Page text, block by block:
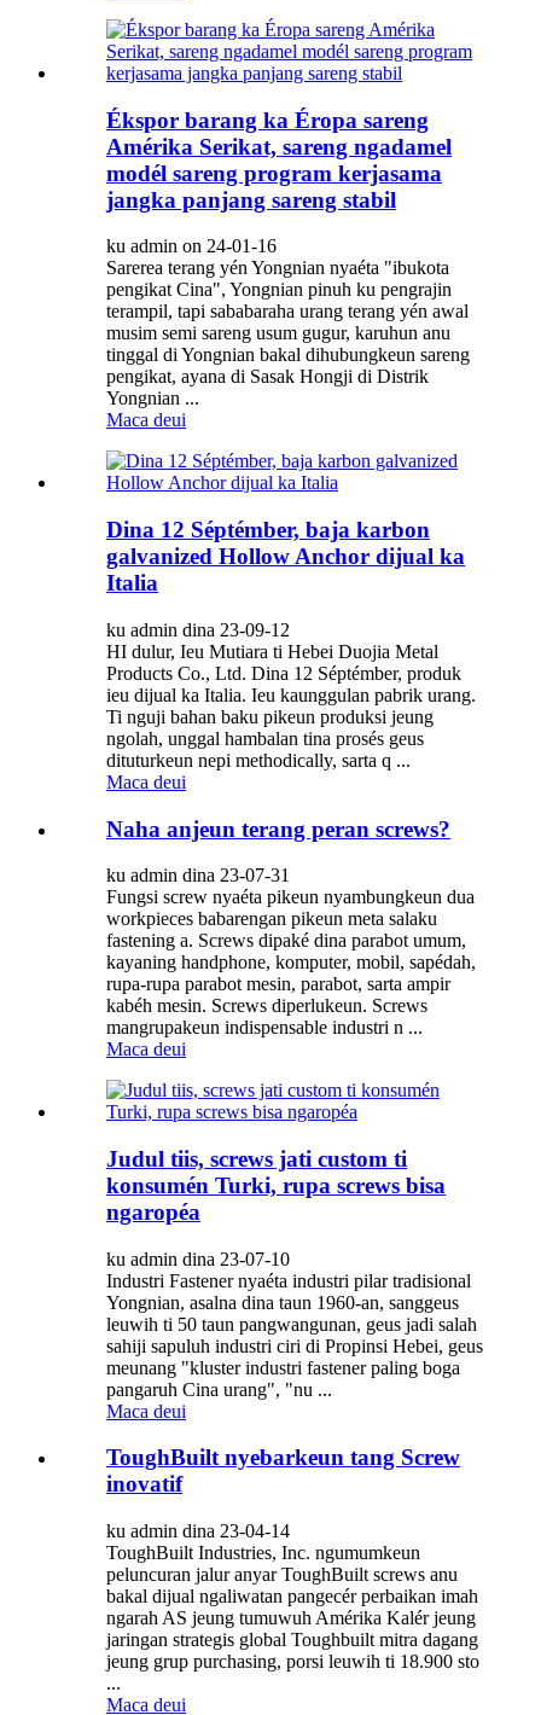
Ékspor barang ka Éropa sareng
Amérika Serikat, sareng ngadamel
modél sareng program kerjasama
jangka panjang sareng stabil
ku admin on 24-01-16
Sarerea terang yén Yongnian nyaéta "ibukota
pengikat Cina", Yongnian pinuh ku pengrajin
terampil, tapi sababaraha urang terang yén awal
musim semi sareng usum gugur, karuhun anu
tinggal di Yongnian bakal dihubungkeun sareng
pengikat, ayana di Sasak Hongji di Distrik
Yongnian ...
Maca deui
Dina 12 Séptémber, baja karbon
galvanized Hollow Anchor dijual ka
Italia
ku admin dina 23-09-12
HI dulur, Ieu Mutiara ti Hebei Duojia Metal
Products Co., Ltd. Dina 12 Séptémber, produk
ieu dijual ka Italia. Ieu kaunggulan pabrik urang.
Ti nguji bahan baku pikeun produksi jeung
ngolah, unggal hambalan tina prosés geus
dituturkeun nepi methodically, sarta q ...
Maca deui
Naha anjeun terang peran screws?
ku admin dina 23-07-31
Fungsi screw nyaéta pikeun nyambungkeun dua
workpieces babarengan pikeun meta salaku
fastening a. Screws dipaké dina parabot umum,
kayaning handphone, komputer, mobil, sapédah,
rupa-rupa parabot mesin, parabot, sarta ampir
kabéh mesin. Screws diperlukeun. Screws
mangrupakeun indispensable industri n ...
Maca deui
Judul tiis, screws jati custom ti
konsumén Turki, rupa screws bisa
ngaropéa
ku admin dina 23-07-10
Industri Fastener nyaéta industri pilar tradisional
Yongnian, asalna dina taun 1960-an, sanggeus
leuwih ti 50 taun pangwangunan, geus jadi salah
sahiji sapuluh industri ciri di Propinsi Hebei, geus
meunang "kluster industri fastener paling boga
pangaruh Cina urang", "nu ...
Maca deui
ToughBuilt nyebarkeun tang Screw
inovatif
ku admin dina 23-04-14
ToughBuilt Industries, Inc. ngumumkeun
peluncuran jalur anyar ToughBuilt screws anu
bakal dijual ngaliwatan pangecér perbaikan imah
ngarah AS jeung tumuwuh Amérika Kalér jeung
jaringan strategis global Toughbuilt mitra dagang
jeung grup purchasing, porsi leuwih ti 18.900 sto
...
Maca deui